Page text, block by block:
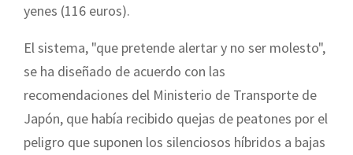
yenes (116 euros).
El sistema, "que pretende alertar y no ser molesto",
se ha diseñado de acuerdo con las
recomendaciones del Ministerio de Transporte de
Japón, que había recibido quejas de peatones por el
peligro que suponen los silenciosos híbridos a bajas